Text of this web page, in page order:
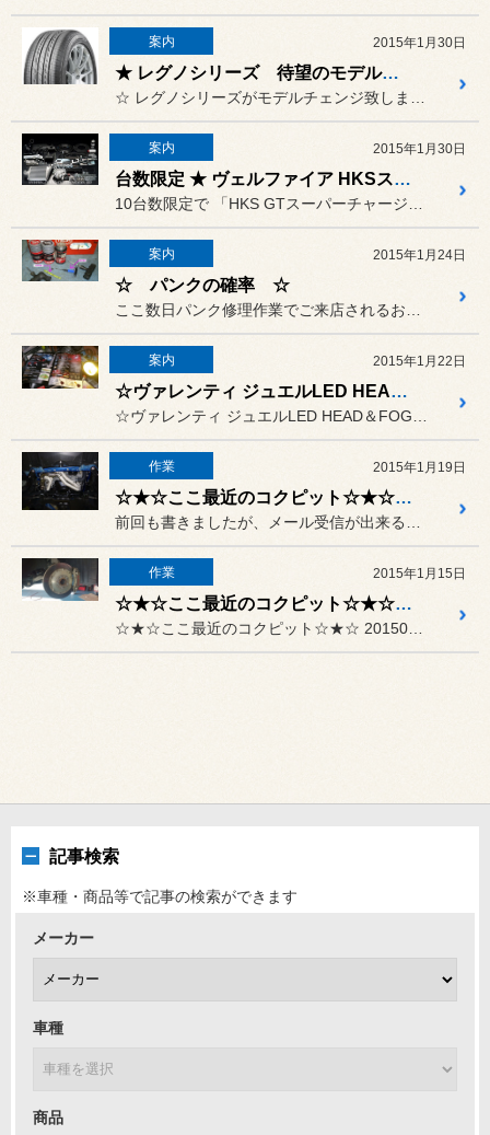
案内 2015年1月30日
★ レグノシリーズ 待望のモデルチェンジ！！ ★
案内 2015年1月30日
台数限定 ★ ヴェルファイア HKSスーパーチャージャーkit ★ 特価販売
案内 2015年1月24日
☆ パンクの確率 ☆
案内 2015年1月22日
☆ヴァレンティ ジュエルLED HEAD ＆ FOG BLUB ☆
作業 2015年1月19日
☆★☆ここ最近のコクピット☆★☆ 20150119
作業 2015年1月15日
☆★☆ここ最近のコクピット☆★☆ 20150115
記事検索
※車種・商品等で記事の検索ができます
メーカー
車種
商品